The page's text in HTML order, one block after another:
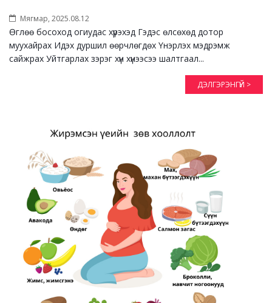
Мягмар, 2025.08.12
Өглөө босоход огиудас хүрэхэд Гэдэс өлсөхөд дотор
муухайрах Идэх дуршил өөрчлөгдөх Үнэрлэх мэдрэмж
сайжрах Уйтгарлах зэрэг хүн хүнээсээ шалтгаал...
ДЭЛГЭРЭНГҮЙ >